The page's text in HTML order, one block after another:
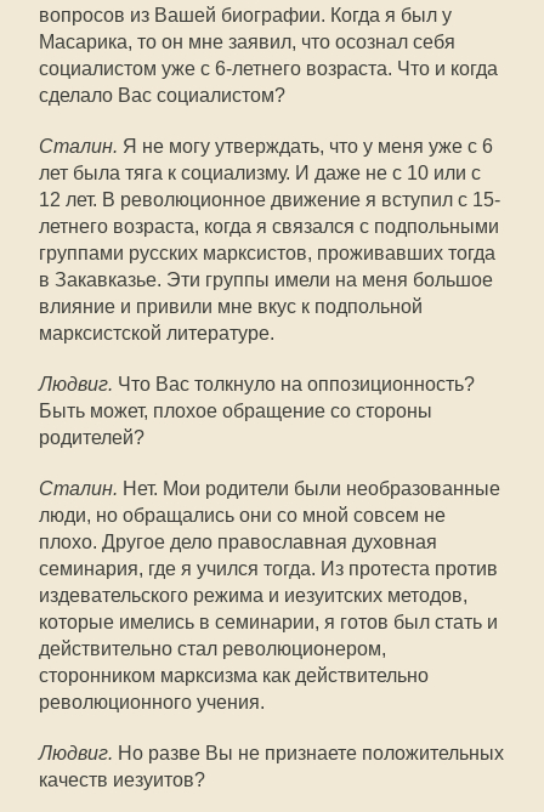
вопросов из Вашей биографии. Когда я был у
Масарика, то он мне заявил, что осознал себя
социалистом уже с 6-летнего возраста. Что и когда
сделало Вас социалистом?
Сталин. Я не могу утверждать, что у меня уже с 6
лет была тяга к социализму. И даже не с 10 или с
12 лет. В революционное движение я вступил с 15-
летнего возраста, когда я связался с подпольными
группами русских марксистов, проживавших тогда
в Закавказье. Эти группы имели на меня большое
влияние и привили мне вкус к подпольной
марксистской литературе.
Людвиг. Что Вас толкнуло на оппозиционность?
Быть может, плохое обращение со стороны
родителей?
Сталин. Нет. Мои родители были необразованные
люди, но обращались они со мной совсем не
плохо. Другое дело православная духовная
семинария, где я учился тогда. Из протеста против
издевательского режима и иезуитских методов,
которые имелись в семинарии, я готов был стать и
действительно стал революционером,
сторонником марксизма как действительно
революционного учения.
Людвиг. Но разве Вы не признаете положительных
качеств иезуитов?